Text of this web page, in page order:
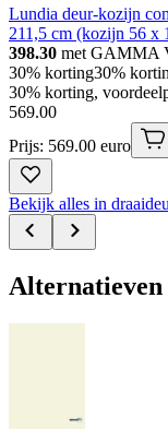
Lundia deur-kozijn
211,5 cm (kozijn 56 x
398.30 met GAMMA
30% korting30%
30% korting,
569.00
Prijs: 569.00 euro
Bekijk alles in
Alternatieven